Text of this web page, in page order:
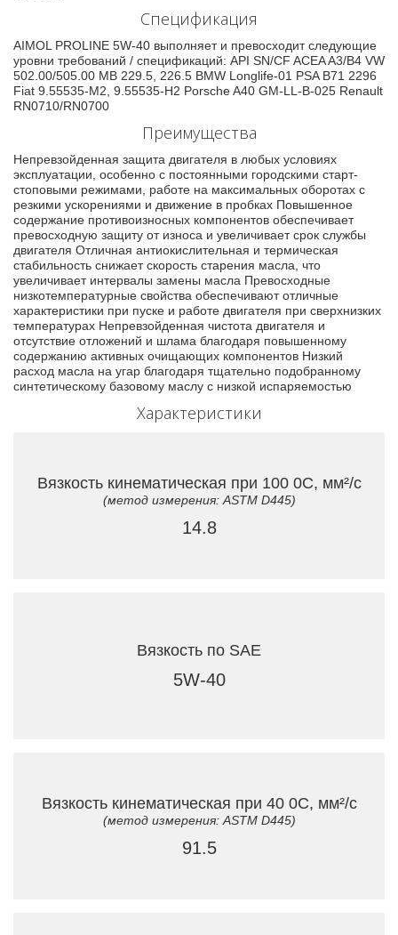
Спецификация
AIMOL PROLINE 5W-40 выполняет и превосходит следующие
уровни требований / спецификаций: API SN/CF ACEA A3/B4 VW
502.00/505.00 MB 229.5, 226.5 BMW Longlife-01 PSA B71 2296
Fiat 9.55535-M2, 9.55535-H2 Porsche A40 GM-LL-B-025 Renault
RN0710/RN0700
Преимущества
Непревзойденная защита двигателя в любых условиях
эксплуатации, особенно с постоянными городскими старт-
стоповыми режимами, работе на максимальных оборотах с
резкими ускорениями и движение в пробках Повышенное
содержание противоизносных компонентов обеспечивает
превосходную защиту от износа и увеличивает срок службы
двигателя Отличная антиокислительная и термическая
стабильность снижает скорость старения масла, что
увеличивает интервалы замены масла Превосходные
низкотемпературные свойства обеспечивают отличные
характеристики при пуске и работе двигателя при сверхнизких
температурах Непревзойденная чистота двигателя и
отсутствие отложений и шлама благодаря повышенному
содержанию активных очищающих компонентов Низкий
расход масла на угар благодаря тщательно подобранному
синтетическому базовому маслу с низкой испаряемостью
Характеристики
Вязкость кинематическая при 100 0C, мм²/с
(метод измерения: ASTM D445)
14.8
Вязкость по SAE
5W-40
Вязкость кинематическая при 40 0C, мм²/с
(метод измерения: ASTM D445)
91.5